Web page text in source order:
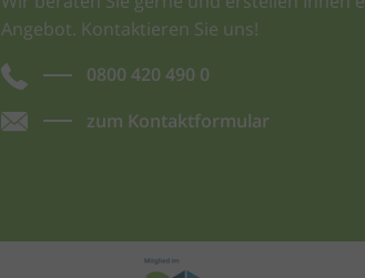
Angebot. Kontaktieren Sie uns!
0800 420 490 0
zum Kontaktformular